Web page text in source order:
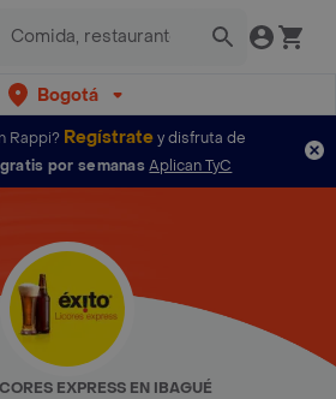
Bogotá
Rappi? Regístratey disfruta de
por semanas Aplican TyC
EXPRESS EN IBAGUÉ